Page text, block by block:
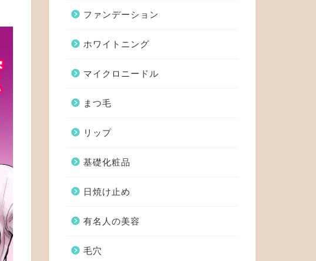
ファンデーション
ホワイトニング
マイクロニードル
まつ毛
リップ
基礎化粧品
日焼け止め
有名人の美容
毛穴